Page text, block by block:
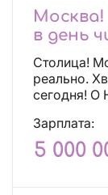
Москва!
в день
Столица!
реально.
Зарплата:
5 000